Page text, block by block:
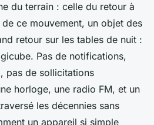
11 min de lecture
du terrain : celle du retour à
ce mouvement, un objet des
retour sur les tables de nuit :
Pas de notifications,
pas de sollicitations
horloge, une radio FM, et un
les décennies sans
un appareil si simple